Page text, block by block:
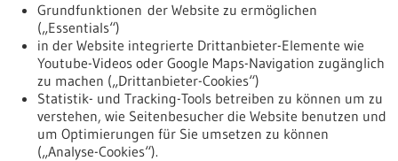
Nach oben
Grundfunktionen der Website zu ermöglichen
(„Essentials“)
in der Website integrierte Drittanbieter-Elemente wie
Youtube-Videos oder Google Maps-Navigation zugänglich
zu machen („Drittanbieter-Cookies“)
Statistik- und Tracking-Tools betreiben zu können um zu
verstehen, wie Seitenbesucher die Website benutzen und
um Optimierungen für Sie umsetzen zu können
(„Analyse-Cookies“).